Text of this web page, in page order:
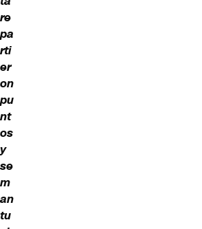
re
pa
rti
er
on
pu
nt
os
y
se
m
an
tu